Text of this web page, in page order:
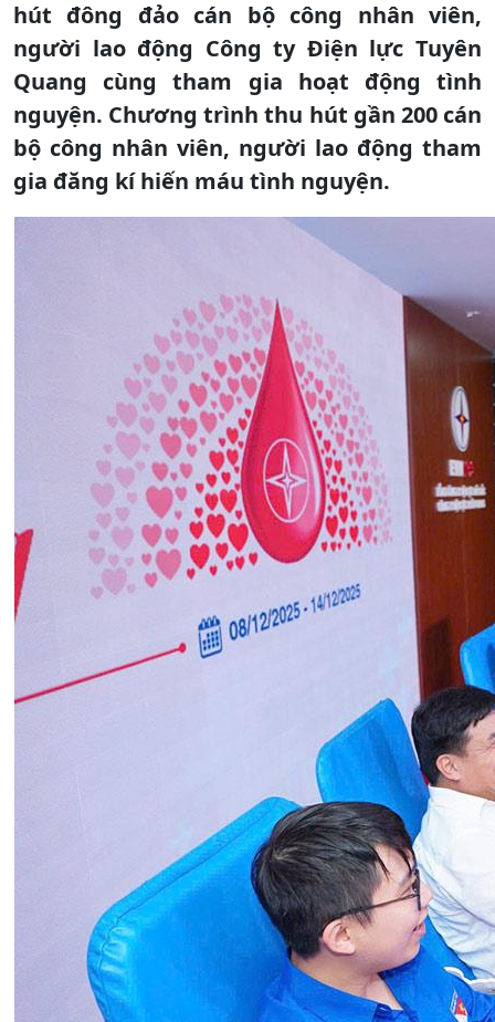
hút đông đảo cán bộ công nhân viên,
người lao động Công ty Điện lực Tuyên
Quang cùng tham gia hoạt động tình
nguyện. Chương trình thu hút gần 200 cán
bộ công nhân viên, người lao động tham
gia đăng kí hiến máu tình nguyện.